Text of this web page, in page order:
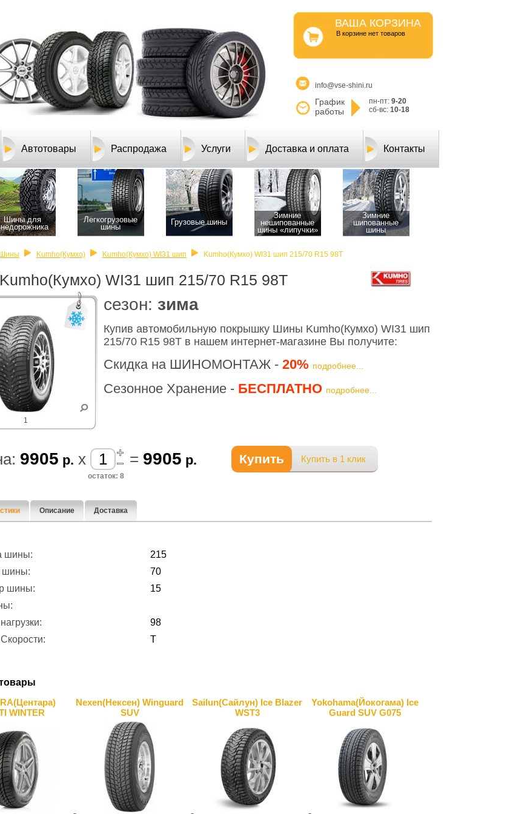
ВАША КОРЗИНА
B корзине нет товаров
info@vse-shini.ru
График
работы
пн-пт: 9-20
сб-вс: 10-18
Автотовары Распродажа Услуги Доставка и оплата Контакты
Шины для
Легкогрузовые
шины
Грузовые шины
Зимние
нешипованные
шины «липучки»
Зимние
шипованные
шины
Шины Kumho(Кумхо) Kumho(Кумхо) WI31 шип Kumho(Кумхо) WI31 шип 215/70 R15 98T
WI31 шип 215/70 R15 98T
1
cезон: зима
Купив автомобильную покрышку Шины Kumho(Кумхо) WI31 шип
215/70 R15 98T в нашем интернет-магазине Вы получите:
Скидка на ШИНОМОНТАЖ - 20% подробнее...
Сезонное Хранение - БЕСПЛАТНО подробнее...
9905 р. x = 9905 р. Купить Купить в 1 клик
остаток: 8
Описание Доставка
шины:
215
шины:
70
шины:
15
98
T
WINTER
Nexen(Нексен) Winguard
SUV
Sailun(Сайлун) Ice Blazer
WST3
Yokohama(Йокогама) Ice
Guard SUV G075